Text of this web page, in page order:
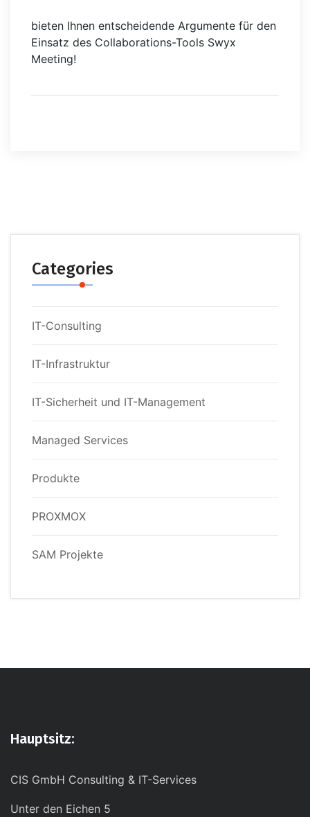
bieten Ihnen entscheidende Argumente für den
Einsatz des Collaborations-Tools Swyx
Meeting!
Categories
IT-Consulting
IT-Infrastruktur
IT-Sicherheit und IT-Management
Managed Services
Produkte
PROXMOX
SAM Projekte
Hauptsitz:
CIS GmbH Consulting & IT-Services
Unter den Eichen 5